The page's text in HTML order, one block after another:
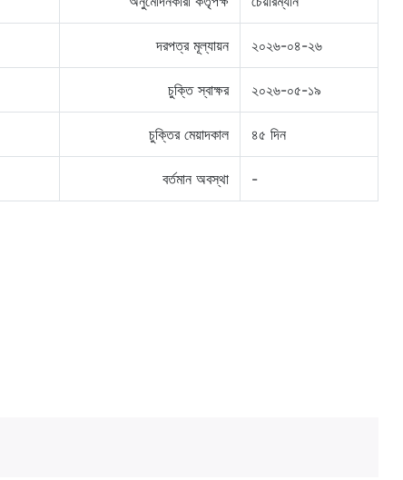
দরপত্র মূল্যায়ন ২০২৬-০৪-২৬
চুক্তি স্বাক্ষর ২০২৬-০৫-১৯
চুক্তির মেয়াদকাল ৪৫ দিন
বর্তমান অবস্থা -